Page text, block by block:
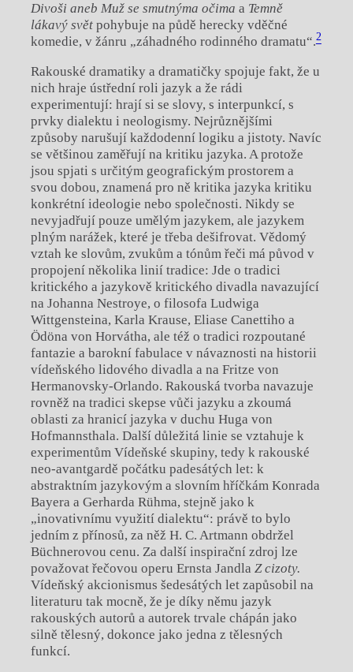
Divoši aneb Muž se smutnýma očima a Temně
lákavý svět pohybuje na půdě herecky vděčné
komedie, v žánru „záhadného rodinného dramatu“.2
Rakouské dramatiky a dramatičky spojuje fakt, že u
nich hraje ústřední roli jazyk a že rádi
experimentují: hrají si se slovy, s interpunkcí, s
prvky dialektu i neologismy. Nejrůznějšími
způsoby narušují každodenní logiku a jistoty. Navíc
se většinou zaměřují na kritiku jazyka. A protože
jsou spjati s určitým geografickým prostorem a
svou dobou, znamená pro ně kritika jazyka kritiku
konkrétní ideologie nebo společnosti. Nikdy se
nevyjadřují pouze umělým jazykem, ale jazykem
plným narážek, které je třeba dešifrovat. Vědomý
vztah ke slovům, zvukům a tónům řeči má původ v
propojení několika linií tradice: Jde o tradici
kritického a jazykově kritického divadla navazující
na Johanna Nestroye, o filosofa Ludwiga
Wittgensteina, Karla Krause, Eliase Canettiho a
Ödöna von Horvátha, ale též o tradici rozpoutané
fantazie a barokní fabulace v návaznosti na historii
vídeňského lidového divadla a na Fritze von
Hermanovsky-Orlando. Rakouská tvorba navazuje
rovněž na tradici skepse vůči jazyku a zkoumá
oblasti za hranicí jazyka v duchu Huga von
Hofmannsthala. Další důležitá linie se vztahuje k
experimentům Vídeňské skupiny, tedy k rakouské
neo-avantgardě počátku padesátých let: k
abstraktním jazykovým a slovním hříčkám Konrada
Bayera a Gerharda Rühma, stejně jako k
„inovativnímu využití dialektu“: právě to bylo
jedním z přínosů, za něž H. C. Artmann obdržel
Büchnerovou cenu. Za další inspirační zdroj lze
považovat řečovou operu Ernsta Jandla Z cizoty.
Vídeňský akcionismus šedesátých let zapůsobil na
literaturu tak mocně, že je díky němu jazyk
rakouských autorů a autorek trvale chápán jako
silně tělesný, dokonce jako jedna z tělesných
funkcí.